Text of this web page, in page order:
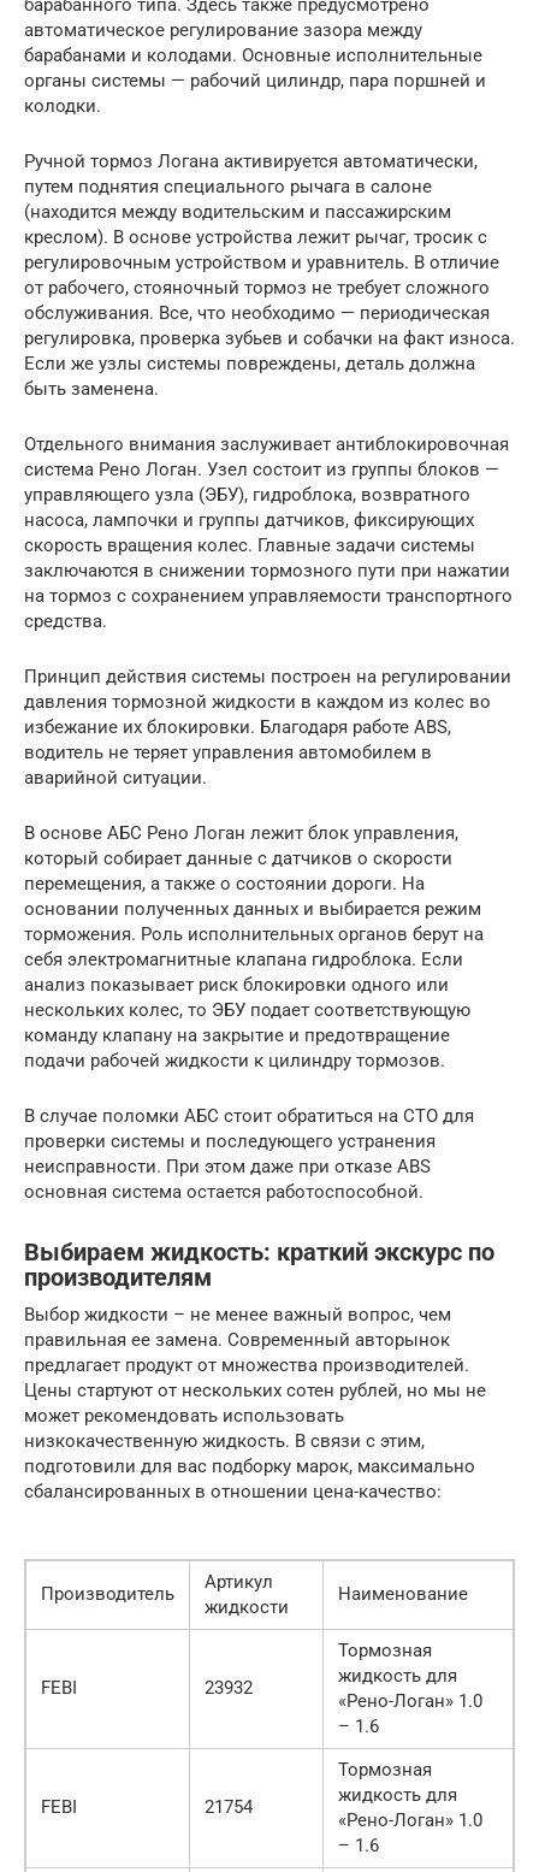
барабанного типа. Здесь также предусмотрено
автоматическое регулирование зазора между
барабанами и колодами. Основные исполнительные
органы системы — рабочий цилиндр, пара поршней и
колодки.
Ручной тормоз Логана активируется автоматически,
путем поднятия специального рычага в салоне
(находится между водительским и пассажирским
креслом). В основе устройства лежит рычаг, тросик с
регулировочным устройством и уравнитель. В отличие
от рабочего, стояночный тормоз не требует сложного
обслуживания. Все, что необходимо — периодическая
регулировка, проверка зубьев и собачки на факт износа.
Если же узлы системы повреждены, деталь должна
быть заменена.
Отдельного внимания заслуживает антиблокировочная
система Рено Логан. Узел состоит из группы блоков —
управляющего узла (ЭБУ), гидроблока, возвратного
насоса, лампочки и группы датчиков, фиксирующих
скорость вращения колес. Главные задачи системы
заключаются в снижении тормозного пути при нажатии
на тормоз с сохранением управляемости транспортного
средства.
Принцип действия системы построен на регулировании
давления тормозной жидкости в каждом из колес во
избежание их блокировки. Благодаря работе ABS,
водитель не теряет управления автомобилем в
аварийной ситуации.
В основе АБС Рено Логан лежит блок управления,
который собирает данные с датчиков о скорости
перемещения, а также о состоянии дороги. На
основании полученных данных и выбирается режим
торможения. Роль исполнительных органов берут на
себя электромагнитные клапана гидроблока. Если
анализ показывает риск блокировки одного или
нескольких колес, то ЭБУ подает соответствующую
команду клапану на закрытие и предотвращение
подачи рабочей жидкости к цилиндру тормозов.
В случае поломки АБС стоит обратиться на СТО для
проверки системы и последующего устранения
неисправности. При этом даже при отказе ABS
основная система остается работоспособной.
Выбираем жидкость: краткий экскурс по
производителям
Выбор жидкости – не менее важный вопрос, чем
правильная ее замена. Современный авторынок
предлагает продукт от множества производителей.
Цены стартуют от нескольких сотен рублей, но мы не
может рекомендовать использовать
низкокачественную жидкость. В связи с этим,
подготовили для вас подборку марок, максимально
сбалансированных в отношении цена-качество:
Производитель
Артикул
жидкости
Наименование
FEBI 23932
Тормозная
жидкость для
«Рено-Логан» 1.0
– 1.6
FEBI 21754
Тормозная
жидкость для
«Рено-Логан» 1.0
– 1.6